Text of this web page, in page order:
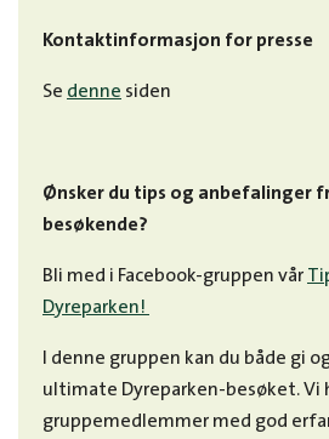
Kontaktinformasjon for presse
Se denne siden
Ønsker du tips og anbefalinger
besøkende?
Bli med i Facebook-gruppen vår
Dyreparken!
I denne gruppen kan du både gi
ultimate Dyreparken-besøket. Vi
gruppemedlemmer med god